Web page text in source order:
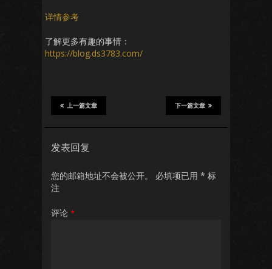
详情参考
了解更多有趣的事情：
https://blog.ds3783.com/
下一篇文章
上一篇文章
发表回复
您的邮箱地址不会被公开。 必填项已用 * 标
注
评论 *